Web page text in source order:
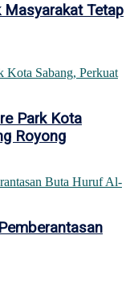
Masyarakat Tetap
Park Kota
Royong